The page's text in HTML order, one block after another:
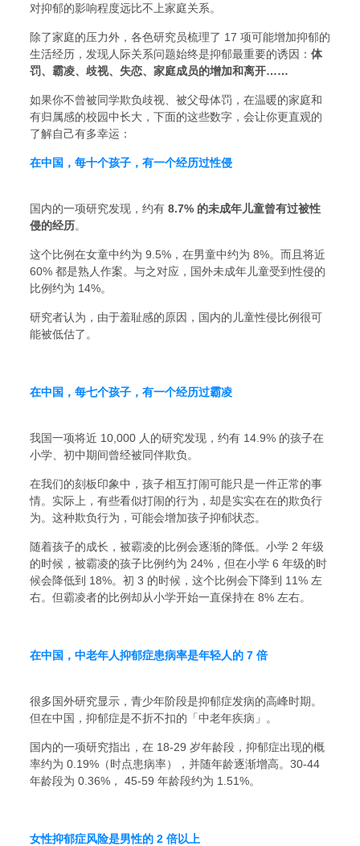
对抑郁的影响程度远比不上家庭关系。
除了家庭的压力外，各色研究员梳理了 17 项可能增加抑郁的
生活经历，发现人际关系问题始终是抑郁最重要的诱因： 体
罚、霸凌、歧视、失恋、家庭成员的增加和离开……
如果你不曾被同学欺负歧视、被父母体罚，在温暖的家庭和
有归属感的校园中长大，下面的这些数字，会让你更直观的
了解自己有多幸运：
在中国，每十个孩子，有一个经历过性侵
国内的一项研究发现，约有 8.7% 的未成年儿童曾有过被性
侵的经历。
这个比例在女童中约为 9.5%，在男童中约为 8%。而且将近
60% 都是熟人作案。与之对应，国外未成年儿童受到性侵的
比例约为 14%。
研究者认为，由于羞耻感的原因，国内的儿童性侵比例很可
能被低估了。
在中国，每七个孩子，有一个经历过霸凌
我国一项将近 10,000 人的研究发现，约有 14.9% 的孩子在
小学、初中期间曾经被同伴欺负。
在我们的刻板印象中，孩子相互打闹可能只是一件正常的事
情。实际上，有些看似打闹的行为，却是实实在在的欺负行
为。这种欺负行为，可能会增加孩子抑郁状态。
随着孩子的成长，被霸凌的比例会逐渐的降低。小学 2 年级
的时候，被霸凌的孩子比例约为 24%，但在小学 6 年级的时
候会降低到 18%。初 3 的时候，这个比例会下降到 11% 左
右。但霸凌者的比例却从小学开始一直保持在 8% 左右。
在中国，中老年人抑郁症患病率是年轻人的 7 倍
很多国外研究显示，青少年阶段是抑郁症发病的高峰时期。
但在中国，抑郁症是不折不扣的「中老年疾病」。
国内的一项研究指出，在 18-29 岁年龄段，抑郁症出现的概
率约为 0.19%（时点患病率），并随年龄逐渐增高。30-44
年龄段为 0.36%， 45-59 年龄段约为 1.51%。
女性抑郁症风险是男性的 2 倍以上